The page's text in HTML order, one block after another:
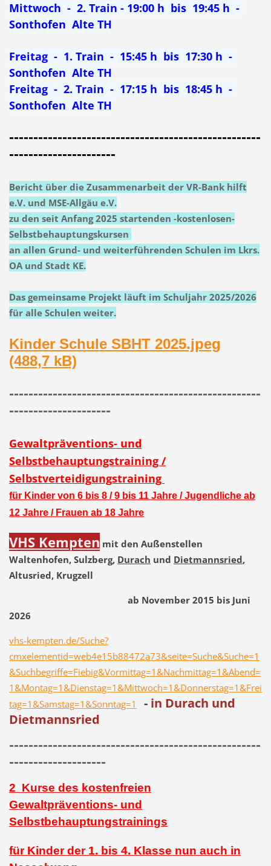
Mittwoch - 2. Train - 19:00 h bis 19:45 h -
Sonthofen Alte TH
Freitag - 1. Train - 15:45 h bis 17:30 h -
Sonthofen Alte TH
Freitag - 2. Train - 17:15 h bis 18:45 h -
Sonthofen Alte TH
----------------------------------------------------
----------------------
Bericht über die Zusammenarbeit der VR-Bank hilft
e.V. und MSE-Allgäu e.V.
zu den seit Anfang 2025 startenden -kostenlosen-
Selbstbehauptungskursen
an allen Grund- und weiterführenden Schulen im Lkrs.
OA und Stadt KE.
Das gemeinsame Projekt läuft im Schuljahr 2025/2026
für alle Schulen weiter.
Kinder Schule SBHT 2025.jpeg
(488,7 kB)
----------------------------------------------------
---------------------
Gewaltpräventions- und
Selbstbehauptungstraining /
Selbstverteidigungstraining
für Kinder von 6 bis 8 / 9 bis 11 Jahre / Jugendliche ab
12 Jahre / Frauen ab 18 Jahre
VHS Kempten mit den Außenstellen
Waltenhofen, Sulzberg, Durach und Dietmannsried,
Altusried, Krugzell
ab November 2015 bis Juni
2026
vhs-kempten.de/Suche?
cmxelementid=web4e15b88472a73&seite=Suche&Suche=1
&Suchbegriffe=Fiebig&Vormittag=1&Nachmittag=1&Abend=
1&Montag=1&Dienstag=1&Mittwoch=1&Donnerstag=1&Frei
tag=1&Samstag=1&Sonntag=1
- in Durach und
Dietmannsried
----------------------------------------------------
--------------------
2 Kurse des kostenfreien
Gewaltpräventions- und
Selbstbehauptungstrainings
für Kinder der 1. bis 4. Klasse nun auch in